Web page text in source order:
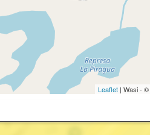
Leaflet | Wasi - ©